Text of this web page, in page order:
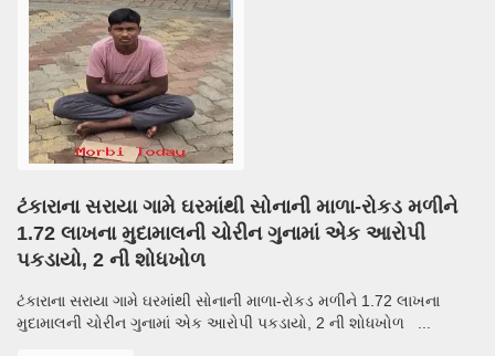
ટંકારાના સરાયા ગામે ઘરમાંથી સોનાની માળા-રોકડ મળીને
1.72 લાખના મુદામાલની ચોરીન ગુનામાં એક આરોપી
પકડાયો, 2 ની શોધખોળ
ટંકારાના સરાયા ગામે ઘરમાંથી સોનાની માળા-રોકડ મળીને 1.72 લાખના
મુદામાલની ચોરીન ગુનામાં એક આરોપી પકડાયો, 2 ની શોધખોળ ...